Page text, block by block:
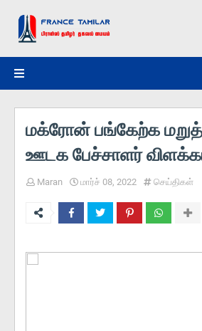
மக்ரோன் பங்கேற்க
ஊடக பேச்சாளர்
Maran மார்ச் 08, 2022 செய்திகள்